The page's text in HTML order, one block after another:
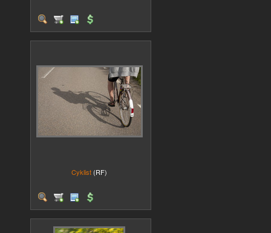
Cyklist (RF)